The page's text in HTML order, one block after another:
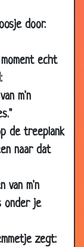
door.
echt
m'n
de treeplank
naar dat
van m'n
onder je
zegt:
3.61
3.21
2.30
3.17